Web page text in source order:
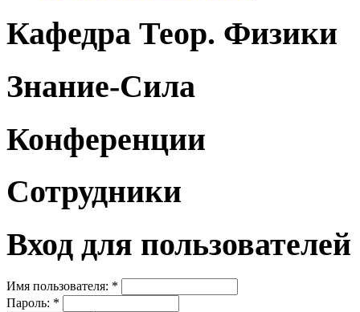
Кафедра Теор. Физики
Знание-Сила
Конференции
Сотрудники
Вход для пользователей
Имя пользователя: *
Пароль: *